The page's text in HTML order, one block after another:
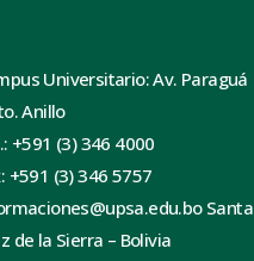
Universitario: Av. Paraguá
Anillo
+591 (3) 346 4000
+591 (3) 346 5757
Santa
de la Sierra – Bolivia